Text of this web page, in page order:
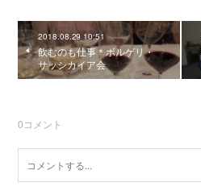
2018.08.29 10:51
飲むのも仕事＊ボルゲリ・
サッシカイア会
0コメント